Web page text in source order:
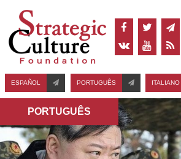
ESPAÑOL PORTUGUÊS ITALIANO
PORTUGUÊS